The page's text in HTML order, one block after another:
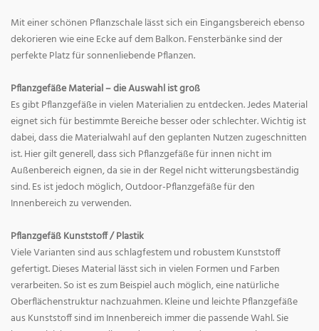
Mit einer schönen Pflanzschale lässt sich ein Eingangsbereich ebenso
dekorieren wie eine Ecke auf dem Balkon. Fensterbänke sind der
perfekte Platz für sonnenliebende Pflanzen.
Pflanzgefäße Material – die Auswahl ist groß
Es gibt Pflanzgefäße in vielen Materialien zu entdecken. Jedes Material
eignet sich für bestimmte Bereiche besser oder schlechter. Wichtig ist
dabei, dass die Materialwahl auf den geplanten Nutzen zugeschnitten
ist. Hier gilt generell, dass sich Pflanzgefäße für innen nicht im
Außenbereich eignen, da sie in der Regel nicht witterungsbeständig
sind. Es ist jedoch möglich, Outdoor-Pflanzgefäße für den
Innenbereich zu verwenden.
Pflanzgefäß Kunststoff / Plastik
Viele Varianten sind aus schlagfestem und robustem Kunststoff
gefertigt. Dieses Material lässt sich in vielen Formen und Farben
verarbeiten. So ist es zum Beispiel auch möglich, eine natürliche
Oberflächenstruktur nachzuahmen. Kleine und leichte Pflanzgefäße
aus Kunststoff sind im Innenbereich immer die passende Wahl. Sie